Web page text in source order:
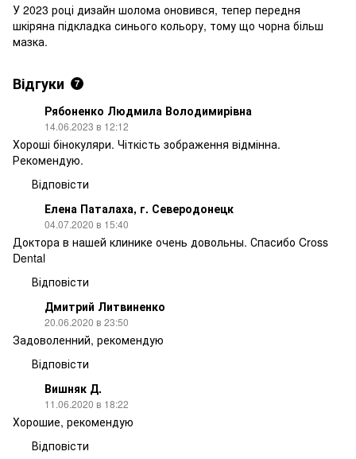
У 2023 році дизайн шолома оновився, тепер передня
шкіряна підкладка синього кольору, тому що чорна більш
мазка.
Відгуки 7
Рябоненко Людмила Володимирівна
14.06.2023 в 12:12
Хороші бінокуляри. Чіткість зображення відмінна.
Рекомендую.
Відповісти
Елена Паталаха, г. Северодонецк
04.07.2020 в 15:40
Доктора в нашей клинике очень довольны. Спасибо Cross
Dental
Відповісти
Дмитрий Литвиненко
20.06.2020 в 23:50
Задоволенний, рекомендую
Відповісти
Вишняк Д.
11.06.2020 в 18:22
Хорошие, рекомендую
Відповісти